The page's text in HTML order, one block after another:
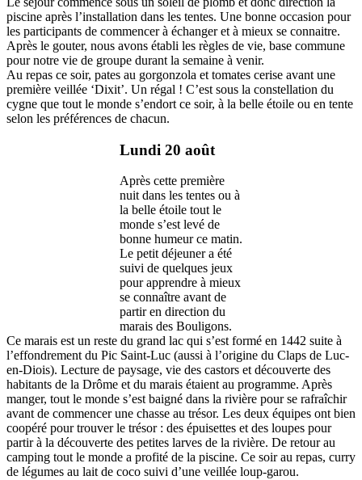
piscine après l’installation dans les tentes. Une bonne occasion pour
les participants de commencer à échanger et à mieux se connaitre.
Après le gouter, nous avons établi les règles de vie, base commune
pour notre vie de groupe durant la semaine à venir.
Au repas ce soir, pates au gorgonzola et tomates cerise avant une
première veillée ‘Dixit’. Un régal ! C’est sous la constellation du
cygne que tout le monde s’endort ce soir, à la belle étoile ou en tente
selon les préférences de chacun.
Lundi 20 août
Après cette première
nuit dans les tentes ou à
la belle étoile tout le
monde s’est levé de
bonne humeur ce matin.
Le petit déjeuner a été
suivi de quelques jeux
pour apprendre à mieux
se connaître avant de
partir en direction du
marais des Bouligons.
Ce marais est un reste du grand lac qui s’est formé en 1442 suite à
l’effondrement du Pic Saint-Luc (aussi à l’origine du Claps de Luc-
en-Diois). Lecture de paysage, vie des castors et découverte des
habitants de la Drôme et du marais étaient au programme. Après
manger, tout le monde s’est baigné dans la rivière pour se rafraîchir
avant de commencer une chasse au trésor. Les deux équipes ont bien
coopéré pour trouver le trésor : des épuisettes et des loupes pour
partir à la découverte des petites larves de la rivière. De retour au
camping tout le monde a profité de la piscine. Ce soir au repas, curry
de légumes au lait de coco suivi d’une veillée loup-garou.